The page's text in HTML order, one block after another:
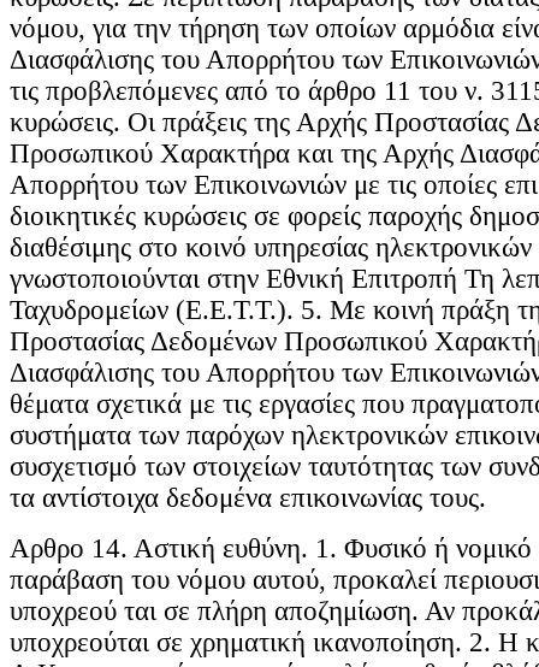
νόμου, για την τήρηση των οποίων αρμόδια
Διασφάλισης του Απορρήτου των
τις προβλεπόμενες από το άρθρο 11 του ν.
κυρώσεις. Οι πράξεις της Αρχής Προστασίας
Προσωπικού Χαρακτήρα και της Αρχής
Απορρήτου των Επικοινωνιών με τις οποίες
διοικητικές κυρώσεις σε φορείς παροχής
διαθέσιμης στο κοινό υπηρεσίας
γνωστοποιούνται στην Εθνική Επιτροπή Τη
Ταχυδρομείων (Ε.Ε.Τ.Τ.). 5. Με κοινή πράξη
Προστασίας Δεδομένων Προσωπικού
Διασφάλισης του Απορρήτου των
θέματα σχετικά με τις εργασίες που
συστήματα των παρόχων ηλεκτρονικών
συσχετισμό των στοιχείων ταυτότητας των
τα αντίστοιχα δεδομένα επικοινωνίας τους.
Aρθρο 14. Αστική ευθύνη. 1. Φυσικό ή
παράβαση του νόμου αυτού, προκαλεί
υποχρεού ται σε πλήρη αποζημίωση. Αν
υποχρεούται σε χρηματική ικανοποίηση. 2. Η